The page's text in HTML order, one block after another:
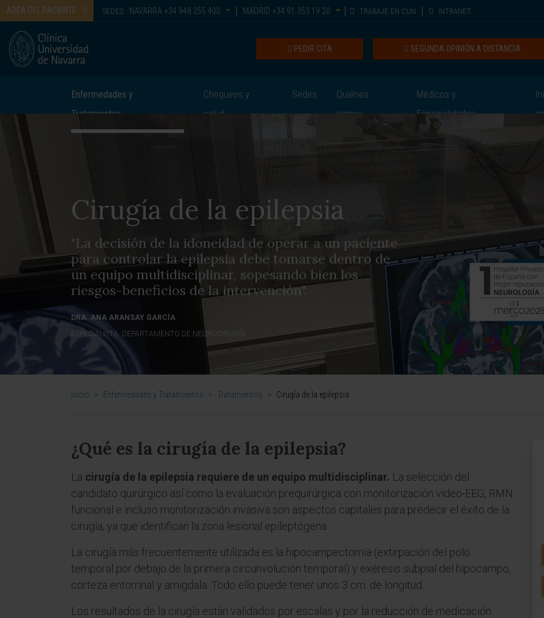
ÁREA DEL PACIENTE SEDES: NAVARRA +34 948 255 400 MADRID +34 91 353 19 20 TRABAJE EN CUN INTRANET
SEGUNDA OPINIÓN A DISTANCIA
PEDIR CITA
Enfermedades y
Tratamientos
Chequeos y
salud
Sedes
Quiénes
somos
Médicos y
Especialidades
Cirugía de la epilepsia
"La decisión de la idoneidad de operar a un paciente
para controlar la epilepsia debe tomarse dentro de
un equipo multidisciplinar, sopesando bien los
riesgos-beneficios de la intervención".
DRA. ANA ARANSAY GARCÍA
ESPECIALISTA. DEPARTAMENTO DE NEUROCIRUGÍA
Inicio > Enfermedades y Tratamientos > Tratamientos > Cirugía de la epilepsia
¿Qué es la cirugía de la epilepsia?
La cirugía de la epilepsia requiere de un equipo multidisciplinar. La selección del
candidato quirúrgico así como la evaluación prequirúrgica con monitorización video-EEG, RMN
funcional e incluso monitorización invasiva son aspectos capitales para predecir el éxito de la
cirugía, ya que identifican la zona lesional epileptógena.
La cirugía más frecuentemente utilizada es la hipocampectomía (extirpación del polo
temporal por debajo de la primera circunvolución temporal) y exéresis subpial del hipocampo,
corteza entorrinal y amigdala. Todo ello puede tener unos 3 cm. de longitud.
Los resultados de la cirugía están validados por escalas y por la reducción de medicación